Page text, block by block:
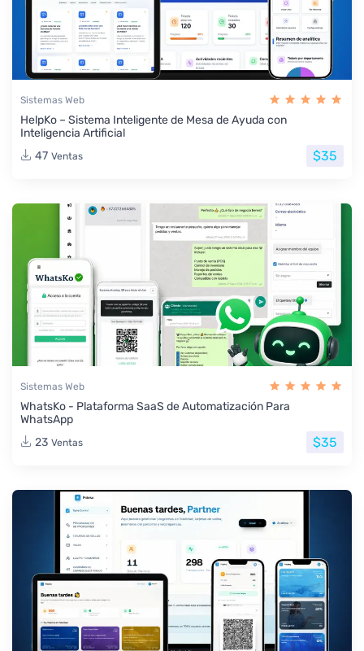
Sistemas Web
HelpKo – Sistema Inteligente de Mesa de Ayuda con
Inteligencia Artificial
47 Ventas $35
Sistemas Web
WhatsKo - Plataforma SaaS de Automatización Para
WhatsApp
23 Ventas $35